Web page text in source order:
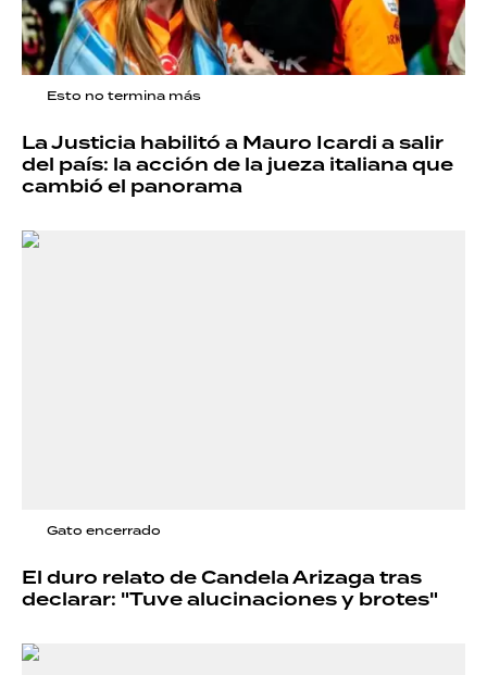
Esto no termina más
La Justicia habilitó a Mauro Icardi a salir
del país: la acción de la jueza italiana que
cambió el panorama
Gato encerrado
El duro relato de Candela Arizaga tras
declarar: "Tuve alucinaciones y brotes"